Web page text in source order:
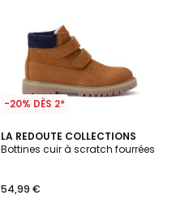
-20% DÈS 2*
LA REDOUTE COLLECTIONS
Bottines cuir à scratch fourrées
54,99 €
4,3
/ 5
2
Couleurs